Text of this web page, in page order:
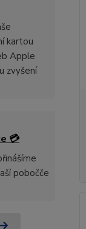
kartou
Apple
zvyšení
💳
pobočče